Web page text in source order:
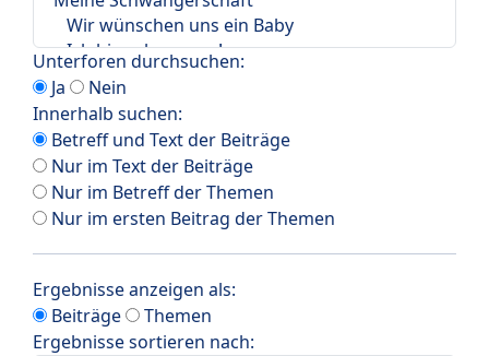
Unterforen durchsuchen:
Ja
Nein
Innerhalb suchen:
Betreff und Text der Beiträge
Nur im Text der Beiträge
Nur im Betreff der Themen
Nur im ersten Beitrag der Themen
Ergebnisse anzeigen als:
Beiträge
Themen
Ergebnisse sortieren nach: